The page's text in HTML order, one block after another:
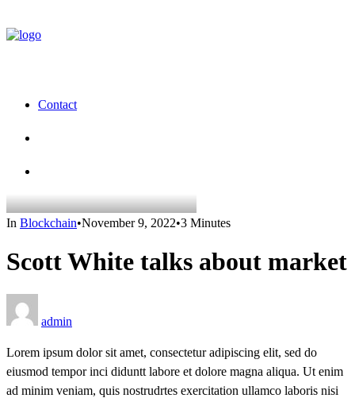
Contact
In Blockchain•November 9, 2022•3 Minutes
Scott White talks about market
admin
Lorem ipsum dolor sit amet, consectetur adipiscing elit, sed do
eiusmod tempor inci diduntt labore et dolore magna aliqua. Ut enim
ad minim veniam, quis nostrudrtes exercitation ullamco laboris nisi